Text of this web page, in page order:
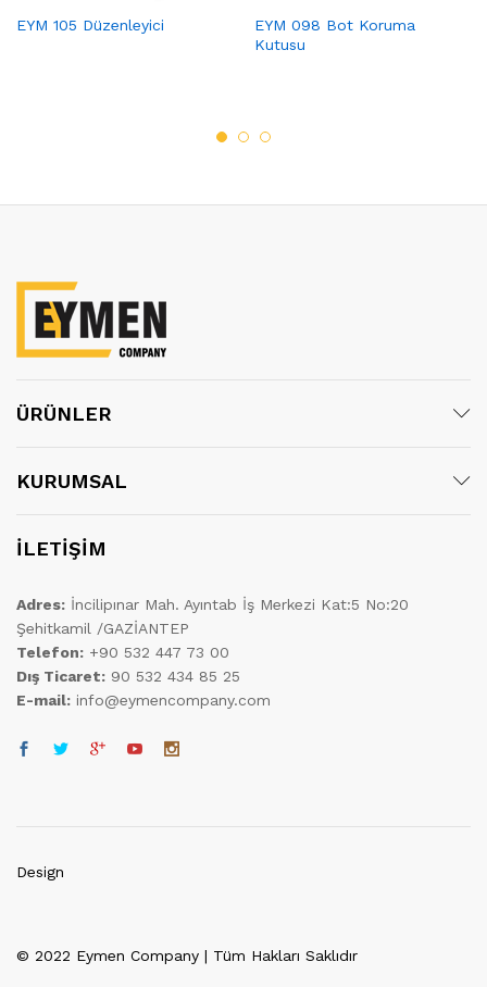
EYM 105 Düzenleyici
EYM 098 Bot Koruma
Kutusu
ÜRÜNLER
KURUMSAL
İLETİŞİM
Adres: İncilipınar Mah. Ayıntab İş Merkezi Kat:5 No:20
Şehitkamil /GAZİANTEP
Telefon: +90 532 447 73 00
Dış Ticaret: 90 532 434 85 25
E-mail: info@eymencompany.com
© 2022 Eymen Company | Tüm Hakları Saklıdır
Design